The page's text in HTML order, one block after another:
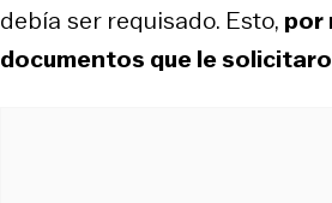
debía ser requisado. Esto, por
documentos que le